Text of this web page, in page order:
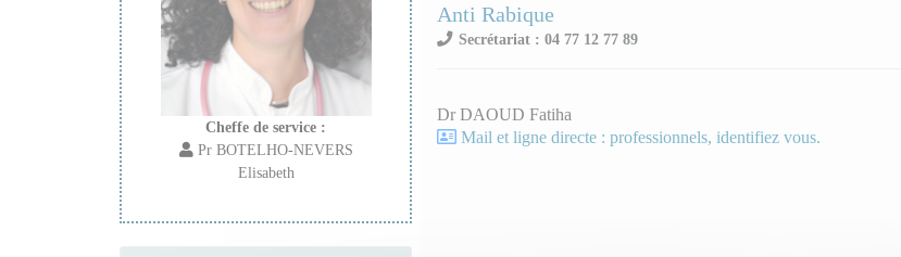
Cheffe de service :
Pr BOTELHO-NEVERS
Elisabeth
Anti Rabique
Secrétariat : 04 77 12 77 89
Dr DAOUD Fatiha
Mail et ligne directe : professionnels, identifiez vous.